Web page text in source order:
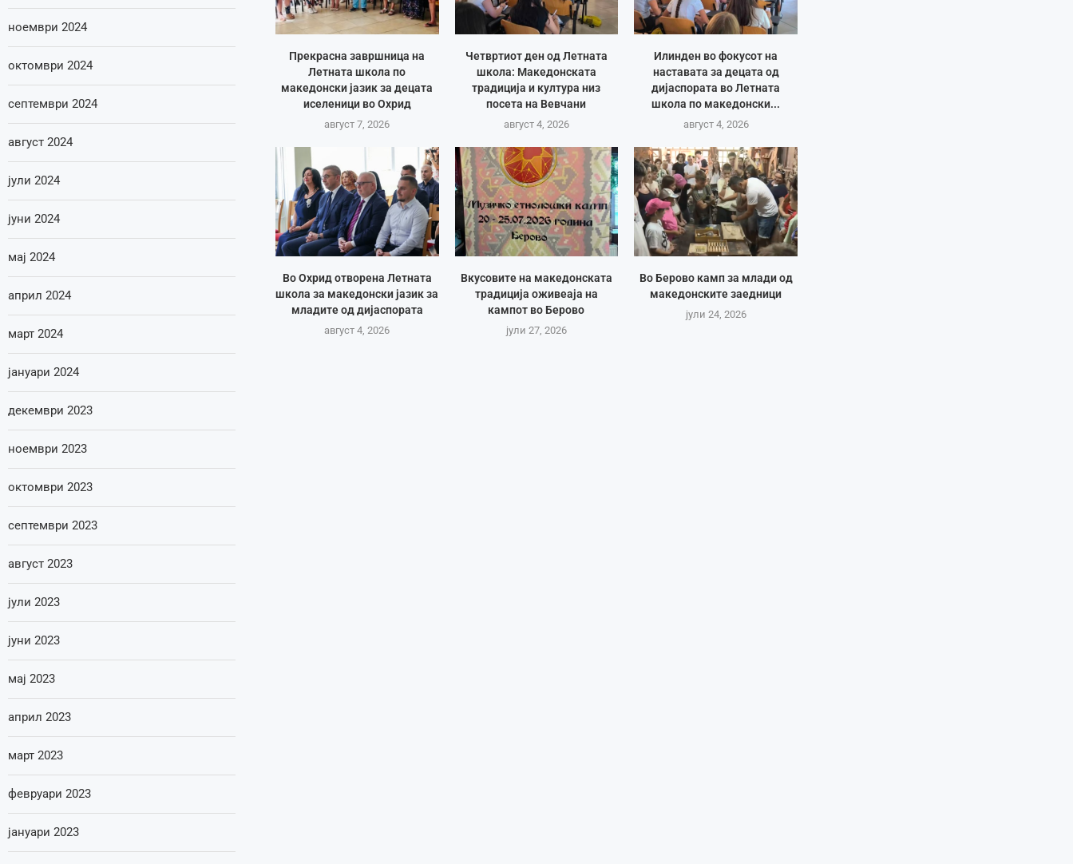
Прекрасна завршница на
Летната школа по
македонски јазик за децата
иселеници во Охрид
август 7, 2026
Четвртиот ден од Летната
школа: Македонската
традиција и култура низ
посета на Вевчани
август 4, 2026
Илинден во фокусот на
наставата за децата од
дијаспората во Летната
школа по македонски...
август 4, 2026
Во Охрид отворена Летната
школа за македонски јазик за
младите од дијаспората
август 4, 2026
Вкусовите на македонската
традиција оживеаја на
кампот во Берово
јули 27, 2026
Во Берово камп за млади од
македонските заедници
јули 24, 2026
ноември 2024
октомври 2024
септември 2024
август 2024
јули 2024
јуни 2024
мај 2024
април 2024
март 2024
јануари 2024
декември 2023
ноември 2023
октомври 2023
септември 2023
август 2023
јули 2023
јуни 2023
мај 2023
април 2023
март 2023
февруари 2023
јануари 2023